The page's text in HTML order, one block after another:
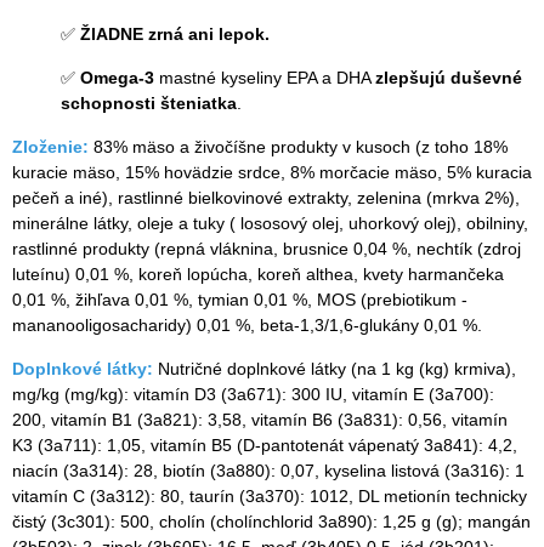
✅ ŽIADNE zrná ani lepok.
✅ Omega-3 mastné kyseliny EPA a DHAzlepšujú duševné
schopnosti šteniatka
Zloženie: 83% mäso a živočíšne produkty v kusoch (z toho 18%
kuracie mäso, 15% hovädzie srdce, 8% morčacie mäso, 5% kuracia
pečeň a iné), rastlinné bielkovinové extrakty, zelenina (mrkva 2%),
minerálne látky, oleje a tuky ( lososový olej, uhorkový olej), obilniny,
rastlinné produkty (repná vláknina, brusnice 0,04 %, nechtík (zdroj
luteínu) 0,01 %, koreň lopúcha, koreň althea, kvety harmančeka
0,01 %, žihľava 0,01 %, tymian 0,01 %, MOS (prebiotikum -
mananooligosacharidy) 0,01 %, beta-1,3/1,6-glukány 0,01 %.
Doplnkové látky: Nutričné ​​doplnkové látky (na 1 kg (kg) krmiva),
mg/kg (mg/kg): vitamín D3 (3a671): 300 IU, vitamín E (3a700):
200, vitamín B1 (3a821): 3,58, vitamín B6 (3a831): 0,56, vitamín
K3 (3a711): 1,05, vitamín B5 (D-pantotenát vápenatý 3a841): 4,2,
niacín (3a314): 28, biotín (3a880): 0,07, kyselina listová (3a316): 1
vitamín C (3a312): 80, taurín (3a370): 1012, DL metionín technicky
čistý (3c301): 500, cholín (cholínchlorid 3a890): 1,25 g (g); mangán